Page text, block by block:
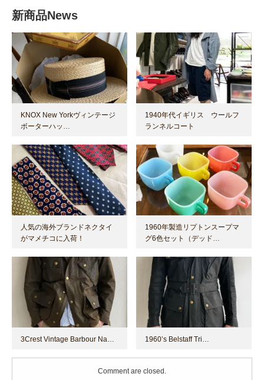
新商品News
KNOX New Yorkヴィンテージ
ボーターハッ…
1940年代イギリス ウールフ
ランネルコート
人気の海外ブランドネクタイ
がマメチコに入荷！
1960年製造リプトンスープマ
グ6色セット（デッド…
3Crest Vintage Barbour Na… 1960’s Belstaff Tri…
Comment are closed.